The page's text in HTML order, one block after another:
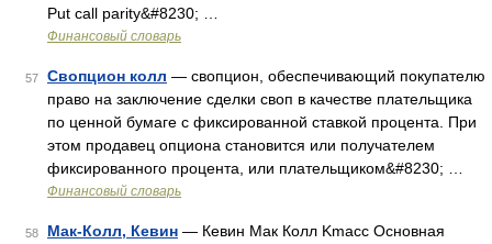
Put call parity&#8230; …
Финансовый словарь
57 Свопцион колл — свопцион, обеспечивающий покупателю
право на заключение сделки своп в качестве плательщика
по ценной бумаге с фиксированной ставкой процента. При
этом продавец опциона становится или получателем
фиксированного процента, или плательщиком&#8230; …
Финансовый словарь
58 Мак-Колл, Кевин — Кевин Мак Колл Kmacc Основная